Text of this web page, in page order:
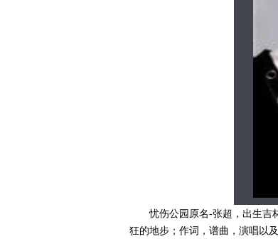
忧伤公园原名-张超，出生吉
狂的地步；作词，谱曲，演唱以